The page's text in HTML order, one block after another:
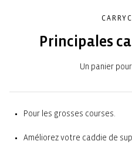
Principales
Un panier
Pour les grosses courses.
Améliorez votre caddie de